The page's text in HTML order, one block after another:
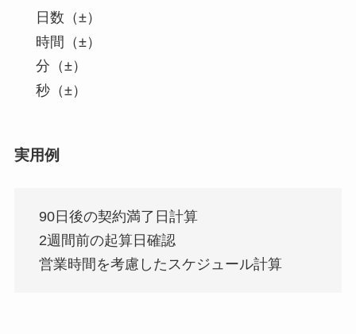
日数（±）
時間（±）
分（±）
秒（±）
実用例
90日後の契約満了日計算
2週間前の起算日確認
営業時間を考慮したスケジュール計算